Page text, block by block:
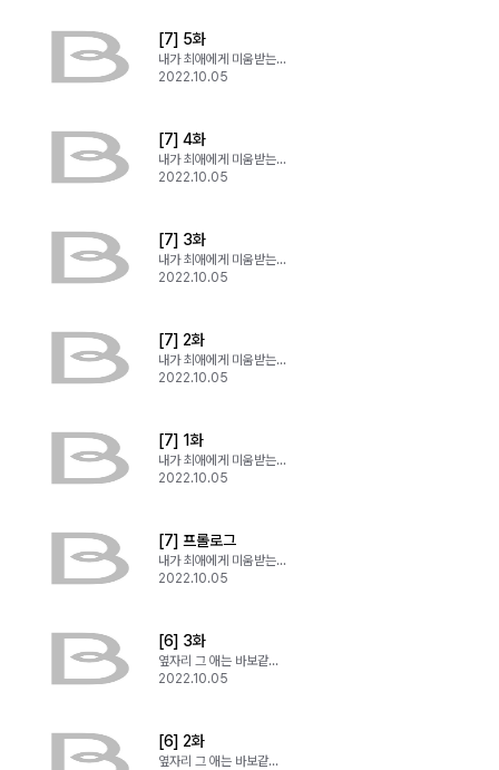
[7] 5화
내가 최애에게 미움받는 이유
2022.10.05
[7] 4화
내가 최애에게 미움받는 이유
2022.10.05
[7] 3화
내가 최애에게 미움받는 이유
2022.10.05
[7] 2화
내가 최애에게 미움받는 이유
2022.10.05
[7] 1화
내가 최애에게 미움받는 이유
2022.10.05
[7] 프롤로그
내가 최애에게 미움받는 이유
2022.10.05
[6] 3화
옆자리 그 애는 바보같은 구석이 있다
2022.10.05
[6] 2화
옆자리 그 애는 바보같은 구석이 있다